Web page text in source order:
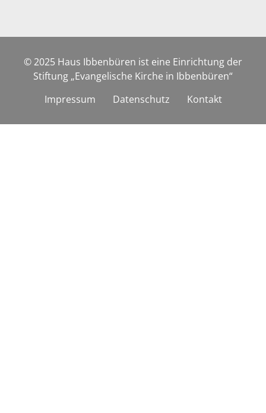
© 2025 Haus Ibbenbüren ist eine Einrichtung der
Stiftung „Evangelische Kirche in Ibbenbüren“
Impressum
Datenschutz Kontakt